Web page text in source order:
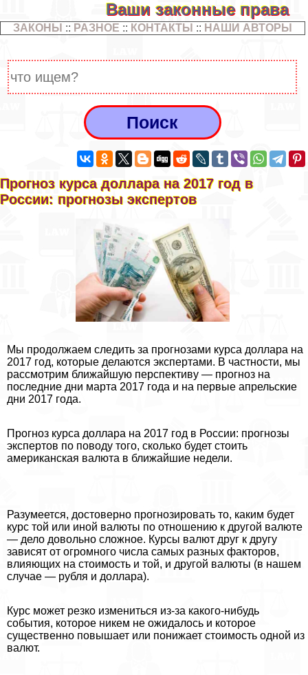
Ваши законные права
ЗАКОНЫ :: РАЗНОЕ :: КОНТАКТЫ :: НАШИ АВТОРЫ
Прогноз курса доллара на 2017 год в
России: прогнозы экспертов
Мы продолжаем следить за прогнозами курса доллара на
2017 год, которые делаются экспертами. В частности, мы
рассмотрим ближайшую перспективу — прогноз на
последние дни марта 2017 года и на первые апрельские
дни 2017 года.
Прогноз курса доллара на 2017 год в России: прогнозы
экспертов по поводу того, сколько будет стоить
американская валюта в ближайшие недели.
Разумеется, достоверно прогнозировать то, каким будет
курс той или иной валюты по отношению к другой валюте
— дело довольно сложное. Курсы валют друг к другу
зависят от огромного числа самых разных факторов,
влияющих на стоимость и той, и другой валюты (в нашем
случае — рубля и доллара).
Курс может резко измениться из-за какого-нибудь
события, которое никем не ожидалось и которое
существенно повышает или понижает стоимость одной из
валют.